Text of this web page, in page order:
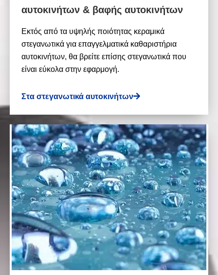
αυτοκινήτων & βαφής αυτοκινήτων
Εκτός από τα υψηλής ποιότητας κεραμικά
στεγανωτικά για επαγγελματικά καθαριστήρια
αυτοκινήτων, θα βρείτε επίσης στεγανωτικά που
είναι εύκολα στην εφαρμογή.
Στα στεγανωτικά αυτοκινήτων